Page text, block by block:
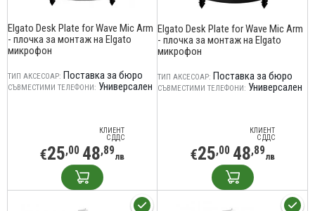
Elgato Desk Plate for Wave Mic Arm
- плочка за монтаж на Elgato
микрофон
ТИП АКСЕСОАР: Поставка за бюро
СЪВМЕСТИМИ ТЕЛЕФОНИ: Универсален
КЛИЕНТ
С ДДС
€25,00 48,89лв
Elgato Desk Plate for Wave Mic Arm
- плочка за монтаж на Elgato
микрофон
ТИП АКСЕСОАР: Поставка за бюро
СЪВМЕСТИМИ ТЕЛЕФОНИ: Универсален
КЛИЕНТ
С ДДС
€25,00 48,89лв